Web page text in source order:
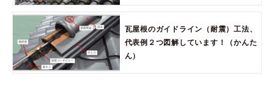
瓦屋根のガイドライン（耐震）工法、
代表例２つ図解しています！（かんた
ん）